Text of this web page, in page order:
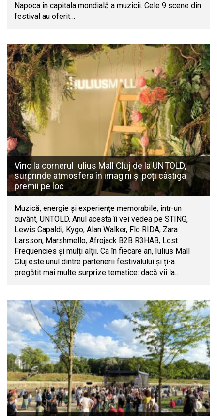
Napoca în capitala mondială a muzicii. Cele 9 scene din
festival au oferit…
Vino la cornerul Iulius Mall Cluj de la UNTOLD,
surprinde atmosfera în imagini și poți câștiga
premii pe loc
Muzică, energie și experiențe memorabile, într-un
cuvânt, UNTOLD. Anul acesta îi vei vedea pe STING,
Lewis Capaldi, Kygo, Alan Walker, Flo RIDA, Zara
Larsson, Marshmello, Afrojack B2B R3HAB, Lost
Frequencies și mulți alții. Ca în fiecare an, Iulius Mall
Cluj este unul dintre partenerii festivalului și ți-a
pregătit mai multe surprize tematice: dacă vii la…